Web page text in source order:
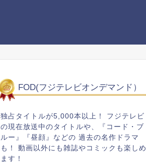
FOD(フジテレビオンデマンド）
独占タイトルが5,000本以上！ フジテレビ
の現在放送中のタイトルや、『コード・ブ
ルー』『昼顔』などの 過去の名作ドラマ
も！ 動画以外にも雑誌やコミックも楽しめ
ます！